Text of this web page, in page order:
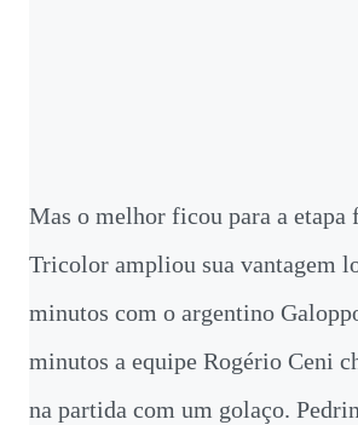
Mas o melhor ficou para a etapa
Tricolor ampliou sua vantagem
minutos com o argentino
minutos a equipe Rogério Ceni
na partida com um golaço.